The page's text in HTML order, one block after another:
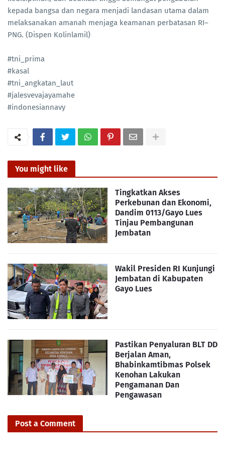
kepada bangsa dan negara menjadi landasan utama dalam
melaksanakan amanah menjaga keamanan perbatasan RI–
PNG. (Dispen Kolinlamil)
#tni_prima
#kasal
#tni_angkatan_laut
#jalesvevajayamahe
#indonesiannavy
You might like
Tingkatkan Akses
Perkebunan dan Ekonomi,
Dandim 0113/Gayo Lues
Tinjau Pembangunan
Jembatan
Wakil Presiden RI Kunjungi
Jembatan di Kabupaten
Gayo Lues
Pastikan Penyaluran BLT DD
Berjalan Aman,
Bhabinkamtibmas Polsek
Kenohan Lakukan
Pengamanan Dan
Pengawasan
Post a Comment